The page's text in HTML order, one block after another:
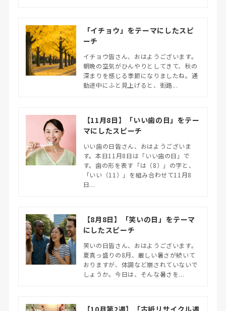
「イチョウ」をテーマにしたスピ
ーチ
イチョウ皆さん、おはようございます。
朝晩の空気がひんやりとしてきて、秋の
深まりを感じる季節になりましたね。通
勤途中にふと見上げると、街路...
【11月8日】「いい歯の日」をテー
マにしたスピーチ
いい歯の日皆さん、おはようございま
す。本日11月8日は「いい歯の日」で
す。歯の形を表す「は（8）」の字と、
「いい（11）」を組み合わせて11月8
日...
【8月8日】「笑いの日」をテーマ
にしたスピーチ
笑いの日皆さん、おはようございます。
夏真っ盛りの8月、厳しい暑さが続いて
おりますが、体調など崩されていないで
しょうか。今日は、そんな暑さを...
【10月第2週】「古紙リサイクル週